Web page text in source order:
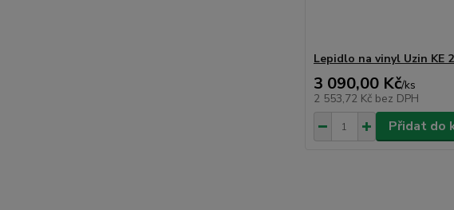
Lepidlo na vinyl Uzin KE
3 090,00 Kč/ks
2 553,72 Kč bez DPH
Přidat do